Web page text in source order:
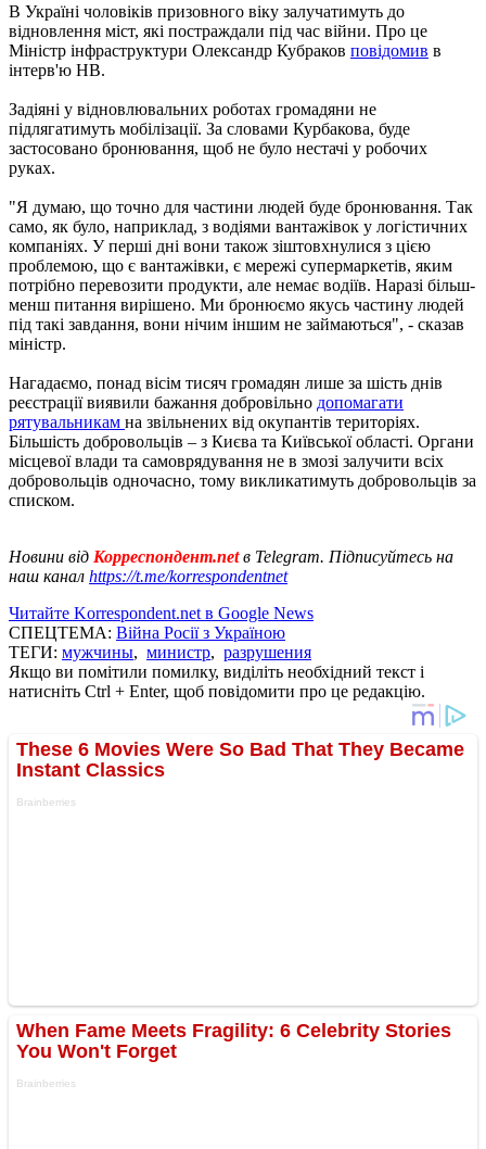
В Україні чоловіків призовного віку залучатимуть до
відновлення міст, які постраждали під час війни. Про це
Міністр інфраструктури Олександр Кубраков повідомив в
інтерв'ю НВ.
Задіяні у відновлювальних роботах громадяни не
підлягатимуть мобілізації. За словами Курбакова, буде
застосовано бронювання, щоб не було нестачі у робочих
руках.
"Я думаю, що точно для частини людей буде бронювання. Так
само, як було, наприклад, з водіями вантажівок у логістичних
компаніях. У перші дні вони також зіштовхнулися з цією
проблемою, що є вантажівки, є мережі супермаркетів, яким
потрібно перевозити продукти, але немає водіїв. Наразі більш-
менш питання вирішено. Ми бронюємо якусь частину людей
під такі завдання, вони нічим іншим не займаються", - сказав
міністр.
Нагадаємо, понад вісім тисяч громадян лише за шість днів
реєстрації виявили бажання добровільно допомагати
рятувальникам на звільнених від окупантів територіях.
Більшість добровольців – з Києва та Київської області. Органи
місцевої влади та самоврядування не в змозі залучити всіх
добровольців одночасно, тому викликатимуть добровольців за
списком.
Новини від Корреспондент.netв Telegram. Підписуйтесь на
наш канал https://t.me/korrespondentnet
Читайте Korrespondent.net в Google News
СПЕЦТЕМА: Війна Росії з Україною
ТЕГИ: мужчины, министр, разрушения
Якщо ви помітили помилку, виділіть необхідний текст і
натисніть Ctrl + Enter, щоб повідомити про це редакцію.